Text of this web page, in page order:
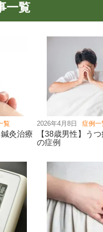
一覧
覧
灸治療
2026年4月8日 症例一
【38歳男性】う
の症例